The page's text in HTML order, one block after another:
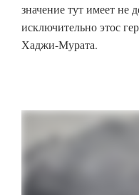
значение тут имеет не
исключительно этос
Хаджи-Мурата.